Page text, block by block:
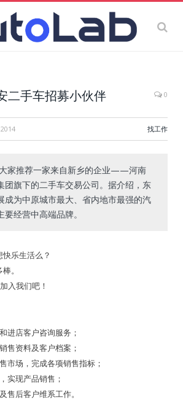
二手车招募小伙伴 0
找工作
大家推荐一家来自新乡的企业——河南
团旗下的二手车交易公司。据介绍，东
成为中原城市最大、省内地市最强的汽
经营中高端品牌。
乐生活么？
。
入我们吧！
进店客户咨询服务；
售资料及客户档案；
市场，完成各项销售指标；
实现产品销售；
售后客户维系工作。